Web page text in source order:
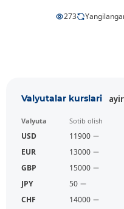
273
Valyutalar kurslari
Valyuta Sotib olish
USD 11900
EUR
13000
GBP
15000
JPY
50
CHF
14000